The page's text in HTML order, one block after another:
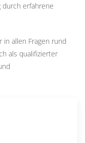
durch erfahrene
allen Fragen rund
als qualifizierter